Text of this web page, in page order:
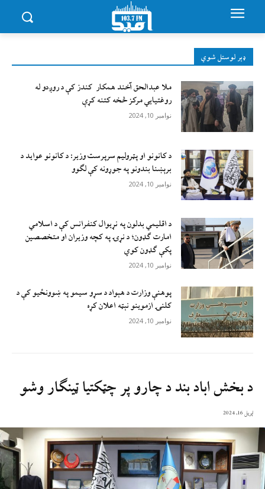
ډېر لوستل شوي
ملا عبدالحق آخند همکار کندز کې د روږدو له
روغتیایي مرکز څخه کتنه کړې
نوامبر 10, 2024
د کانونو او پټرولیم سرپرست وزیر: د کانونو عواید د
برېښنا بندونو په جوړونه کې لګوو
نوامبر 10, 2024
د اقليمي بدلون په نړيوال کنفرانس کې د اسلامي
امارت ګډون؛ د نړۍ په کچه وزيران او متخصصين
پکې ګډون کوي
نوامبر 10, 2024
پوهنې وزارت د هېواد د سړو سيمو په ښوونځيو کې د
کلنۍ ازموينو نېټه اعلان کړه
نوامبر 10, 2024
د بخش اباد بند د چارو پر چټکتیا ټینګار وشو
اپریل 16, 2024